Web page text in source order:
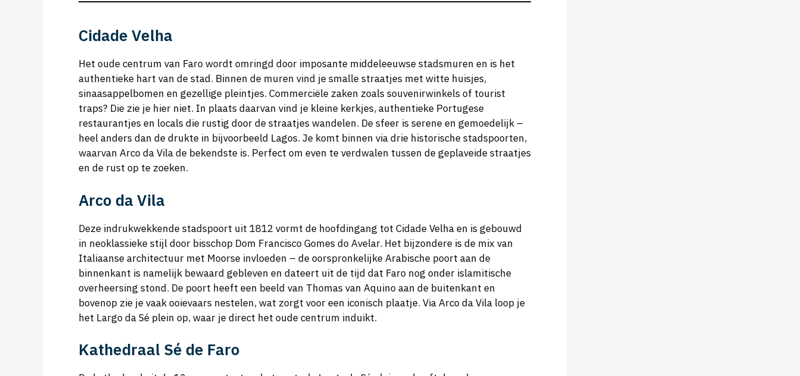
Cidade Velha
Het oude centrum van Faro wordt omringd door imposante middeleeuwse stadsmuren en is het
authentieke hart van de stad. Binnen de muren vind je smalle straatjes met witte huisjes,
sinaasappelbomen en gezellige pleintjes. Commerciële zaken zoals souvenirwinkels of tourist
traps? Die zie je hier niet. In plaats daarvan vind je kleine kerkjes, authentieke Portugese
restaurantjes en locals die rustig door de straatjes wandelen. De sfeer is serene en gemoedelijk –
heel anders dan de drukte in bijvoorbeeld Lagos. Je komt binnen via drie historische stadspoorten,
waarvan Arco da Vila de bekendste is. Perfect om even te verdwalen tussen de geplaveide straatjes
en de rust op te zoeken.
Arco da Vila
Deze indrukwekkende stadspoort uit 1812 vormt de hoofdingang tot Cidade Velha en is gebouwd
in neoklassieke stijl door bisschop Dom Francisco Gomes do Avelar. Het bijzondere is de mix van
Italiaanse architectuur met Moorse invloeden – de oorspronkelijke Arabische poort aan de
binnenkant is namelijk bewaard gebleven en dateert uit de tijd dat Faro nog onder islamitische
overheersing stond. De poort heeft een beeld van Thomas van Aquino aan de buitenkant en
bovenop zie je vaak ooievaars nestelen, wat zorgt voor een iconisch plaatje. Via Arco da Vila loop je
het Largo da Sé plein op, waar je direct het oude centrum induikt.
Kathedraal Sé de Faro